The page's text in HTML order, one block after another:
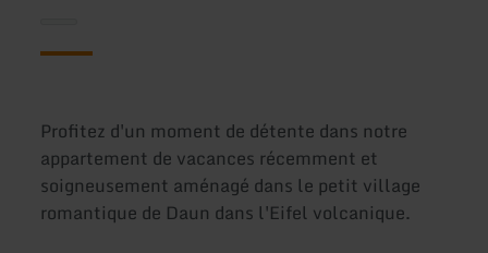
Profitez d'un moment de détente dans notre
appartement de vacances récemment et
soigneusement aménagé dans le petit village
romantique de Daun dans l'Eifel volcanique.